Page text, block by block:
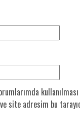
site adresim bu